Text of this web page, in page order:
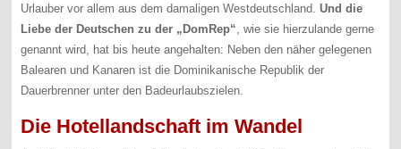
Urlauber vor allem aus dem damaligen Westdeutschland.Und die
Liebe der Deutschen zu der „DomRep“, wie sie hierzulande gerne
genannt wird, hat bis heute angehalten: Neben den näher gelegenen
Balearen und Kanaren ist die Dominikanische Republik der
Dauerbrenner unter den Badeurlaubszielen.
Die Hotellandschaft im Wandel